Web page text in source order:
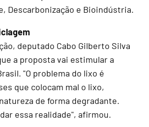
Descarbonização e Bioindústria.
deputado Cabo Gilberto Silva
a proposta vai estimular a
"O problema do lixo é
que colocam mal o lixo,
de forma degradante.
essa realidade", afirmou.